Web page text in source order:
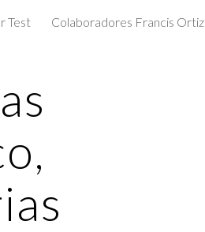
Test Colaboradores Francis Ortiz